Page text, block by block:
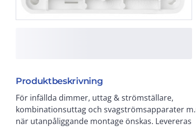
Produktbeskrivning
För infällda dimmer, uttag & strömställare,
kombinationsuttag och svagströmsapparater
när utanpåliggande montage önskas. Levereras
komplett med bottenplatta. Som tillbehör finns